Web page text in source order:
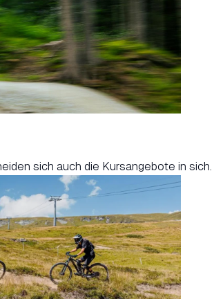
sich auch die Kursangebote in